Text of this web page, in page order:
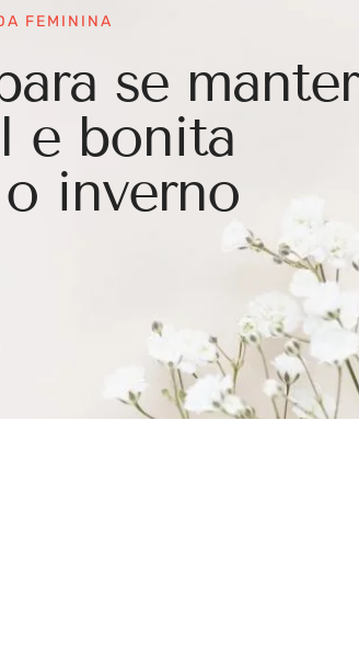
FEMININA
se manter
e bonita
inverno